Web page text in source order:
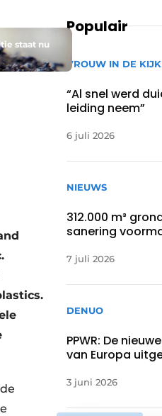
staat nu
Populair
VROUW IN DE
“Al snel werd
leiding neem”
6 juli 2026
NIEUWS
312.000 m³
sanering
7 juli 2026
DENUO
PPWR: De
van Europa
3 juni 2026